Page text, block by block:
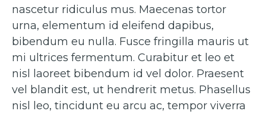
nascetur ridiculus mus. Maecenas tortor
urna, elementum id eleifend dapibus,
bibendum eu nulla. Fusce fringilla mauris ut
mi ultrices fermentum. Curabitur et leo et
nisl laoreet bibendum id vel dolor. Praesent
vel blandit est, ut hendrerit metus. Phasellus
nisl leo, tincidunt eu arcu ac, tempor viverra